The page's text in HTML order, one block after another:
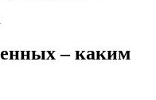
– каким